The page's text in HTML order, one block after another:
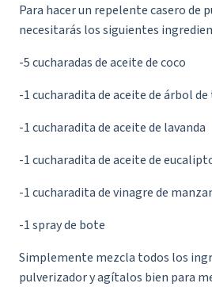
Para hacer un repelente casero de
necesitarás los siguientes
-5 cucharadas de aceite de coco
-1 cucharadita de aceite de árbol de
-1 cucharadita de aceite de lavanda
-1 cucharadita de aceite de
-1 cucharadita de vinagre de
-1 spray de bote
Simplemente mezcla todos los
pulverizador y agítalos bien para